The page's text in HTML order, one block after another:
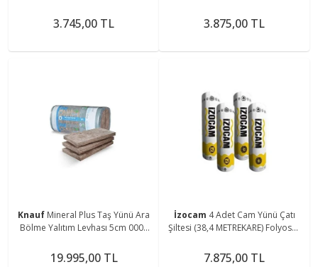
3.745,00 TL 3.875,00 TL
Knauf Mineral Plus Taş Yünü Ara
Bölme Yalıtım Levhası 5cm 0001
19.995,00 TL
İzocam 4 Adet Cam Yünü Çatı
Şiltesi (38,4 METREKARE) Folyosuz
7.875,00 TL